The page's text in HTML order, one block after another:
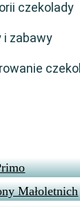
czekolady
i zabawy
Małoletnich